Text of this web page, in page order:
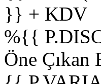
}} + KDV
%{{
Öne